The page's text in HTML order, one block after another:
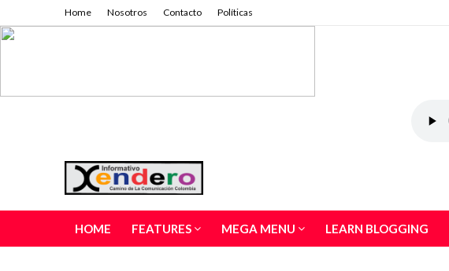
Home Nosotros Contacto Políticas
HOME FEATURES MEGA MENU LEARN BLOGGING